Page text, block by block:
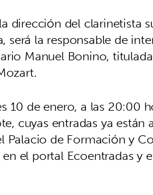
dirección del clarinetista
la responsable de
Manuel Bonino,
10 de enero, a las 20:00
cuyas entradas ya están
Palacio de Formación y
el portal Ecoentradas y